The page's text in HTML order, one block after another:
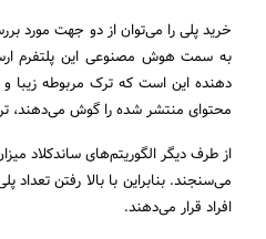
خرید پلی را می‌توان از دو جهت مورد
به سمت هوش مصنوعی این پلتفرم
دهنده این است که ترک مربوطه
محتوای منتشر شده را گوش می‌دهند،
از طرف دیگر الگوریتم‌های ساندکلاد
می‌سنجند. بنابراین با بالا رفتن
افراد قرار می‌دهند.